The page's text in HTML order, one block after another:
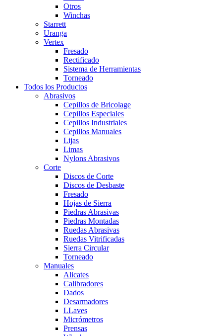
Otros
Winchas
Starrett
Uranga
Vertex
Fresado
Rectificado
Sistema de Herramientas
Torneado
Todos los Productos
Abrasivos
Cepillos de Bricolage
Cepillos Especiales
Cepillos Industriales
Cepillos Manuales
Lijas
Limas
Nylons Abrasivos
Corte
Discos de Corte
Discos de Desbaste
Fresado
Hojas de Sierra
Piedras Abrasivas
Piedras Montadas
Ruedas Abrasivas
Ruedas Vitrificadas
Sierra Circular
Torneado
Manuales
Alicates
Calibradores
Dados
Desarmadores
LLaves
Micrómetros
Prensas